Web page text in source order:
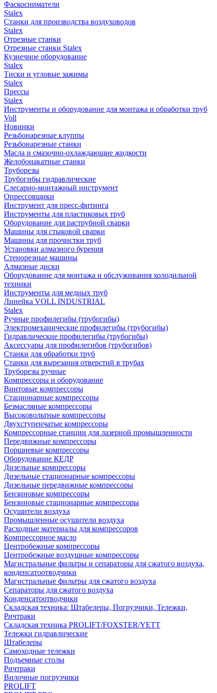
Фаскосниматели
Stalex
Станки для производства воздуховодов
Stalex
Отрезные станки
Отрезные станки Stalex
Кузнечное оборудование
Stalex
Тиски и угловые зажимы
Stalex
Прессы
Stalex
Инструменты и оборудование для монтажа и обработки труб
Voll
Новинки
Резьбонарезные клуппы
Резьбонарезные станки
Масла и смазочно-охлаждающие жидкости
Желобонакатные станки
Труборезы
Трубогибы гидравлические
Слесарно-монтажный инструмент
Опрессовщики
Инструмент для пресс-фитинга
Инструменты для пластиковых труб
Оборудование для раструбной сварки
Машины для стыковой сварки
Машины для прочистки труб
Установки алмазного бурения
Стенорезные машины
Алмазные диски
Оборудование для монтажа и обслуживания холодильной
техники
Инструменты для медных труб
Линейка VOLL INDUSTRIAL
Stalex
Ручные профилегибы (трубогибы)
Электромеханические профилегибы (трубогибы)
Гидравлические профилегибы (трубогибы)
Аксессуары для профилегибов (трубогибов)
Станки для обработки труб
Станки для вырезания отверстий в трубах
Труборезы ручные
Компрессоры и оборудование
Винтовые компрессоры
Стационарные компрессоры
Безмасляные компрессоры
Высоковольтные компрессоры
Двухступенчатые компрессоры
Компрессорные станции для лазерной промышленности
Передвижные компрессоры
Поршневые компрессоры
Оборудование КЕДР
Дизельные компрессоры
Дизельные стационарные компрессоры
Дизельные передвижные компрессоры
Бензиновые компрессоры
Бензиновые стационарные компрессоры
Осушители воздуха
Промышленные осушители воздуха
Расходные материалы для компрессоров
Компрессорное масло
Центробежные компрессоры
Центробежные воздушные компрессоры
Магистральные фильтры и сепараторы для сжатого воздуха,
конденсатоотводчики
Магистральные фильтры для сжатого воздуха
Сепараторы для сжатого воздуха
Конденсатоотводчики
Складская техника: Штабелеры, Погрузчики, Тележки,
Ричтраки
Складская техника PROLIFT/FOXSTER/YETT
Тележки гидравлические
Штабелеры
Самоходные тележки
Подъемные столы
Ричтраки
Вилочные погрузчики
PROLIFT